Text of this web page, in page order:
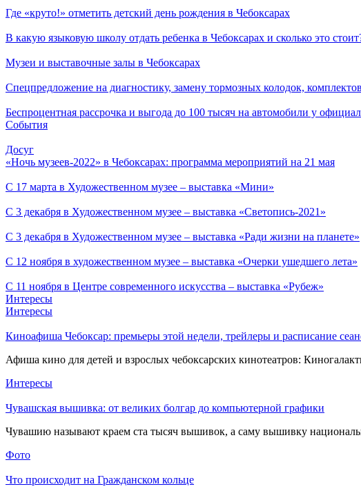
Где «круто!» отметить детский день рождения в Чебоксарах
В какую языковую школу отдать ребенка в Чебоксарах и сколько это
Музеи и выставочные залы в Чебоксарах
Спецпредложение на диагностику, замену тормозных колодок,
Беспроцентная рассрочка и выгода до 100 тысяч на автомобили у
События
Досуг
«Ночь музеев-2022» в Чебоксарах: программа мероприятий на 21 мая
С 17 марта в Художественном музее – выставка «Мини»
С 3 декабря в Художественном музее – выставка «Светопись-2021»
С 3 декабря в Художественном музее – выставка «Ради жизни на планете»
С 12 ноября в художественном музее – выставка «Очерки ушедшего лета»
С 11 ноября в Центре современного искусства – выставка «Рубеж»
Интересы
Интересы
Киноафиша Чебоксар: премьеры этой недели, трейлеры и расписание
Афиша кино для детей и взрослых чебоксарских кинотеатров:
Интересы
Чувашская вышивка: от великих болгар до компьютерной графики
Чувашию называют краем ста тысяч вышивок, а саму вышивку
Фото
Что происходит на Гражданском кольце